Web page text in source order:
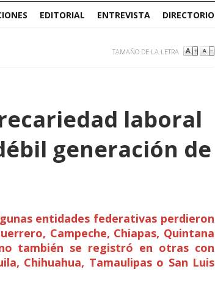
EDITORIAL ENTREVISTA DIRECTORIO
TAMAÑO DE LA LETRA
laboral
generación de
entidades federativas perdieron
Campeche, Chiapas, Quintana
también se registró en otras con
Chihuahua, Tamaulipas o San Luis